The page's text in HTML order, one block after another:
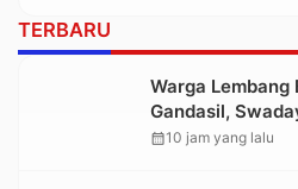
TERBARU
Warga Lembang
Gandasil,
Sepanjang 500
calendar_month10 jam yang lalu